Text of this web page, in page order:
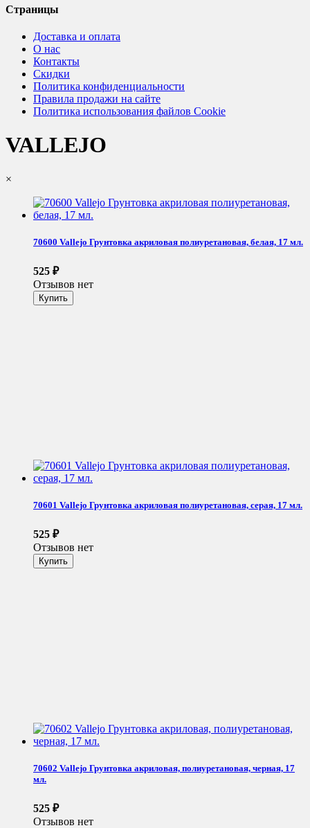
Страницы
Доставка и оплата
О нас
Контакты
Скидки
Политика конфиденциальности
Правила продажи на сайте
Политика использования файлов Cookie
VALLEJO
×
70600 Vallejo Грунтовка акриловая полиуретановая, белая, 17 мл.
525 ₽
Отзывов нет
70601 Vallejo Грунтовка акриловая полиуретановая, серая, 17 мл.
525 ₽
Отзывов нет
70602 Vallejo Грунтовка акриловая, полиуретановая, черная, 17
мл.
525 ₽
Отзывов нет